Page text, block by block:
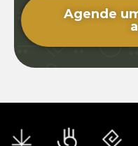
Agende